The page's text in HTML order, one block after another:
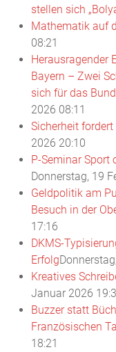
stellen sich
Mathematik auf
08:21
Herausragender
Bayern – Zwei
sich für das
2026 08:11
Sicherheit
2026 20:10
P-Seminar Sport
Donnerstag, 19
Geldpolitik am
Besuch in der
17:16
DKMS-
Erfolg
Kreatives
Januar 2026
Buzzer statt
Französischen
18:21